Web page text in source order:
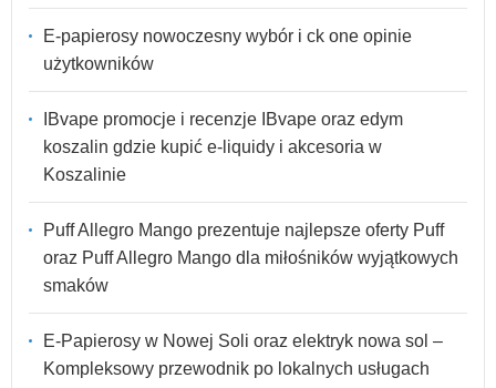
E-papierosy nowoczesny wybór i ck one opinie
użytkowników
IBvape promocje i recenzje IBvape oraz edym
koszalin gdzie kupić e-liquidy i akcesoria w
Koszalinie
Puff Allegro Mango prezentuje najlepsze oferty Puff
oraz Puff Allegro Mango dla miłośników wyjątkowych
smaków
E-Papierosy w Nowej Soli oraz elektryk nowa sol –
Kompleksowy przewodnik po lokalnych usługach